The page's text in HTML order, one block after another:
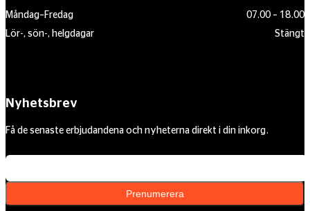
Måndag–Fredag
07.00 – 18.00
Lör-, sön-, helgdagar
Stängt
Nyhetsbrev
Få de senaste erbjudandena och nyheterna direkt i din inkorg.
Prenumerera